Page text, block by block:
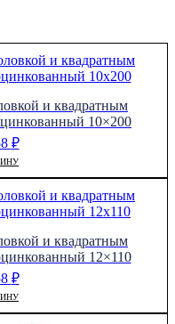
и квадратным
10×200
₽
и квадратным
12×110
₽